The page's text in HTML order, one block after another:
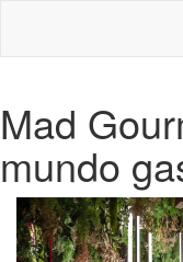
Mad
mundo